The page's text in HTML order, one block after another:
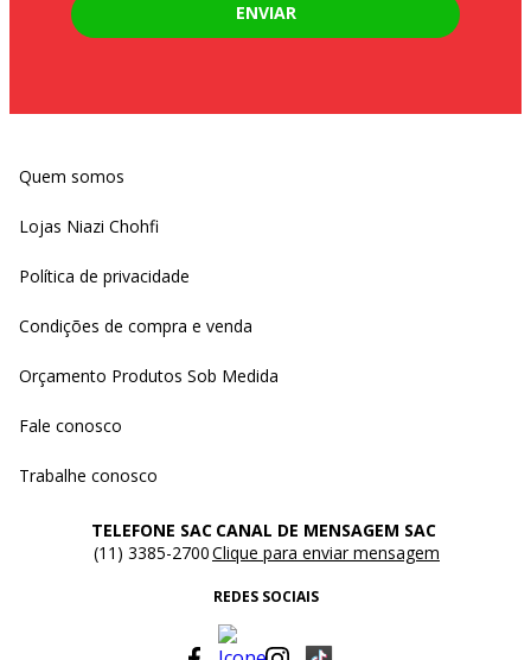
ENVIAR
Quem somos
Lojas Niazi Chohfi
Política de privacidade
Condições de compra e venda
Orçamento Produtos Sob Medida
Fale conosco
Trabalhe conosco
TELEFONE SAC
(11) 3385-2700
CANAL DE MENSAGEM SAC
Clique para enviar mensagem
REDES SOCIAIS